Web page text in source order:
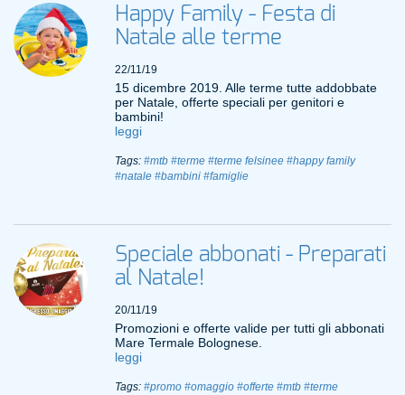
Happy Family - Festa di
Natale alle terme
22/11/19
15 dicembre 2019. Alle terme tutte addobbate
per Natale, offerte speciali per genitori e
bambini!
leggi
Tags: #mtb #terme #terme felsinee #happy family
#natale #bambini #famiglie
Speciale abbonati - Preparati
al Natale!
20/11/19
Promozioni e offerte valide per tutti gli abbonati
Mare Termale Bolognese.
leggi
Tags: #promo #omaggio #offerte #mtb #terme